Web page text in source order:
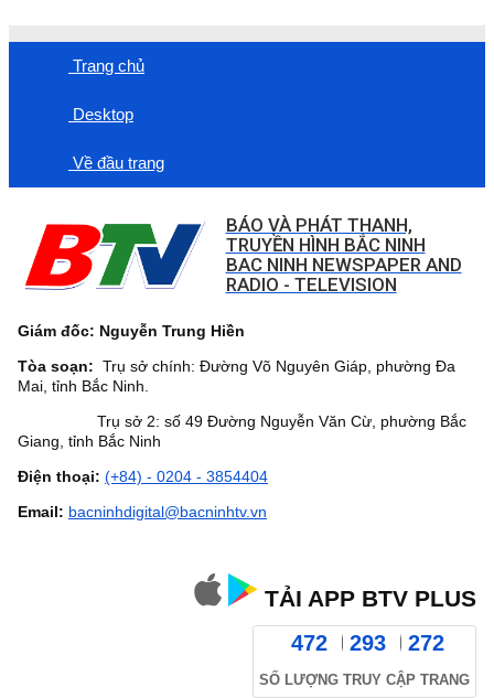
Trang chủ
Desktop
Về đầu trang
BÁO VÀ PHÁT THANH,
TRUYỀN HÌNH BẮC NINH
BAC NINH NEWSPAPER AND
RADIO - TELEVISION
Giám đốc: Nguyễn Trung Hiền
Tòa soạn: Trụ sở chính: Đường Võ Nguyên Giáp, phường Đa
Mai, tỉnh Bắc Ninh.
Trụ sở 2: số 49 Đường Nguyễn Văn Cừ, phường Bắc
Giang, tỉnh Bắc Ninh
Điện thoại: (+84) - 0204 - 3854404
Email: bacninhdigital@bacninhtv.vn
TẢI APP BTV PLUS
472 293 272
SỐ LƯỢNG TRUY CẬP TRANG